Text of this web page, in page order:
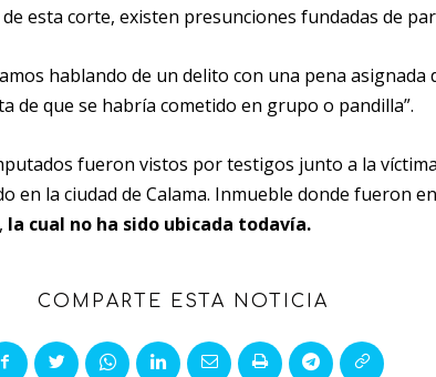
esta corte, existen presunciones fundadas de
hablando de un delito con una pena asignada
de que se habría cometido en grupo o pandilla”.
fueron vistos por testigos junto a la
en la ciudad de Calama. Inmueble donde fueron
la cual no ha sido ubicada todavía.
COMPARTE ESTA NOTICIA